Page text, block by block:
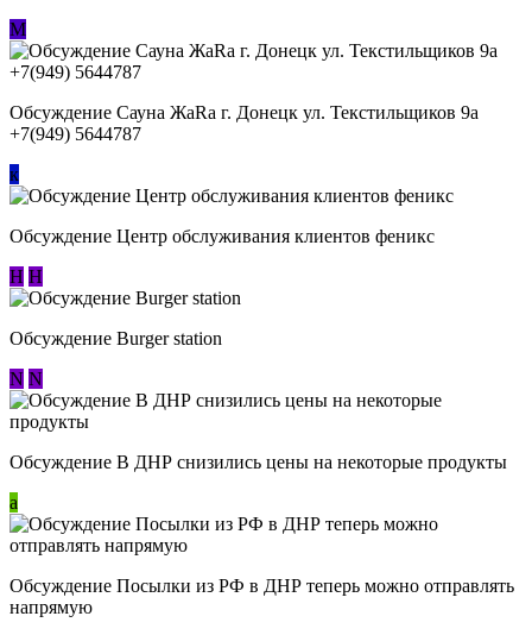
М
Обсуждение Сауна ЖаRa г. Донецк ул. Текстильщиков 9а
+7(949) 5644787
к
Обсуждение Центр обслуживания клиентов феникс
Н Н
Обсуждение Burger station
N N
Обсуждение В ДНР снизились цены на некоторые продукты
a
Обсуждение Посылки из РФ в ДНР теперь можно отправлять
напрямую